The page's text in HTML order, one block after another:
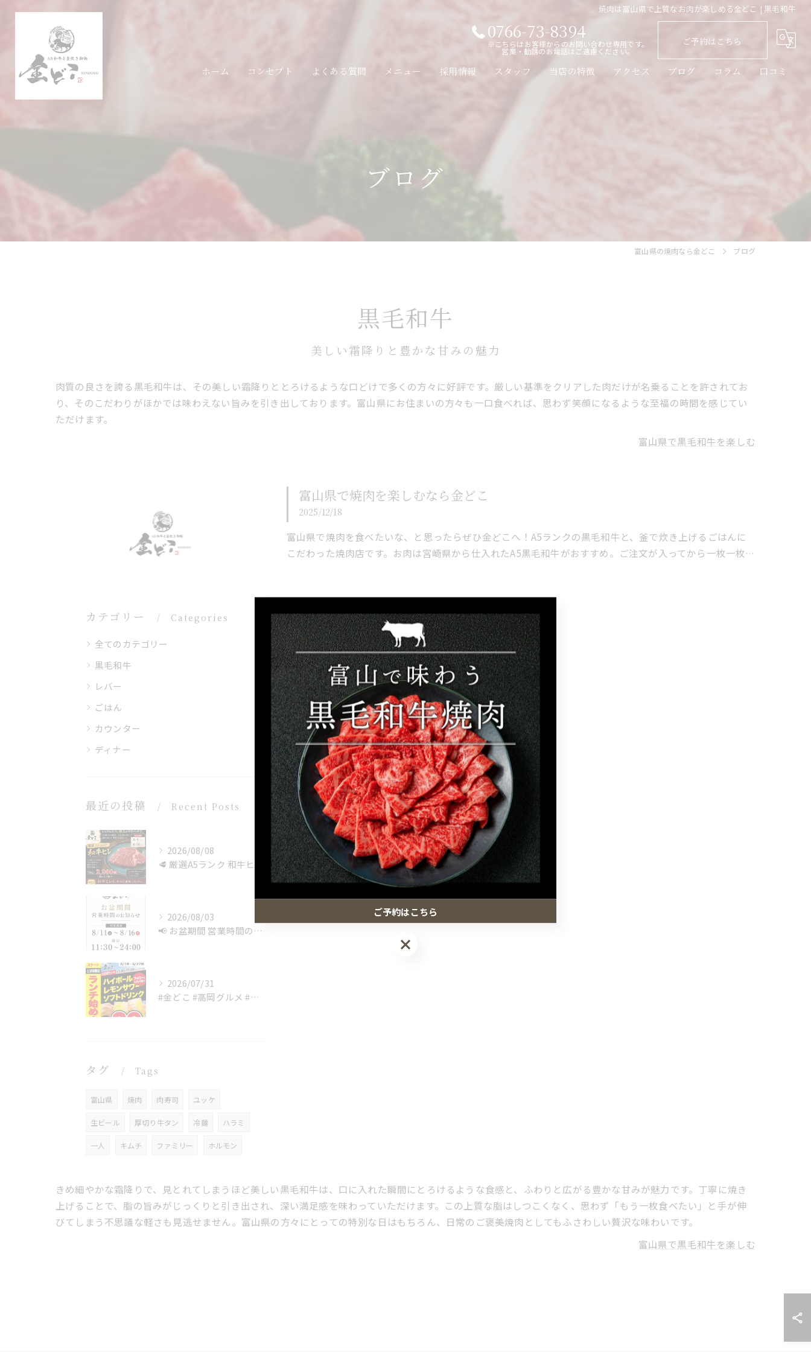
焼肉は富山県で上質なお肉が楽しめる金どこ | 黒毛和牛
0766-73-8394
※こちらはお客様からのお問い合わせ専用です。
営業・勧誘のお電話はご遠慮ください。
ご予約はこちら
ホーム コンセプト よくある質問 メニュー 採用情報 スタッフ 当店の特徴 アクセス ブログ コラム 口コミ
ブログ
富山県の焼肉なら金どこ ブログ
黒毛和牛
美しい霜降りと豊かな甘みの魅力
肉質の良さを誇る黒毛和牛は、その美しい霜降りととろけるような口どけで多くの方々に好評です。厳しい基準をクリアした肉だけが名乗ることを許されてお
り、そのこだわりがほかでは味わえない旨みを引き出しております。富山県にお住まいの方々も一口食べれば、思わず笑顔になるような至福の時間を感じてい
ただけます。
富山県で黒毛和牛を楽しむ
富山県で焼肉を楽しむなら金どこ
2025/12/18
富山県で焼肉を食べたいな、と思ったらぜひ金どこへ！A5ランクの黒毛和牛と、釜で炊き上げるごはんに
こだわった焼肉店です。お肉は宮崎県から仕入れたA5黒毛和牛がおすすめ。ご注文が入ってから一枚一枚…
カテゴリー Categories
全てのカテゴリー
黒毛和牛
レバー
ごはん
カウンター
ディナー
最近の投稿 Recent Posts
2026/08/08
2026/08/03
📢 お盆期間 営業時間のお知らせ
2026/07/31
#金どこ #高岡グルメ #富山グルメ #焼肉ランチ #
タグ Tags
富山県 焼肉 肉寿司 ユッケ
生ビール 厚切り牛タン 冷麵 ハラミ
一人 キムチ ファミリー ホルモン
きめ細やかな霜降りで、見とれてしまうほど美しい黒毛和牛は、口に入れた瞬間にとろけるような食感と、ふわりと広がる豊かな甘みが魅力です。丁寧に焼き
上げることで、脂の旨みがじっくりと引き出され、深い満足感を味わっていただけます。この上質な脂はしつこくなく、思わず「もう一枚食べたい」と手が伸
びてしまう不思議な軽さも見逃せません。富山県の方々にとっての特別な日はもちろん、日常のご褒美焼肉としてもふさわしい贅沢な味わいです。
富山県で黒毛和牛を楽しむ
ご予約はこちら
ご予約はこちら